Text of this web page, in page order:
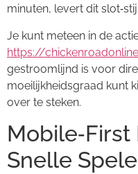
minuten, levert dit
Je kunt meteen in de
https://
gestroomlijnd is voor
moeilijkheidsgraad kunt
over te steken.
Snelle